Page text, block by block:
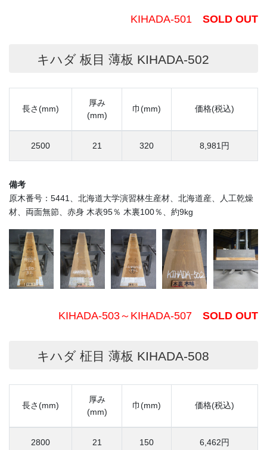
KIHADA-501 SOLD OUT
キハダ 板目 薄板 KIHADA-502
長さ(mm)
厚み
(mm)
巾(mm) 価格(税込)
2500 21 320 8,981円
備考
原木番号：5441、北海道大学演習林生産材、北海道産、人工乾燥
材、両面無節、赤身 木表95％ 木裏100％、約9kg
KIHADA-503～KIHADA-507 SOLD OUT
キハダ 柾目 薄板 KIHADA-508
長さ(mm)
厚み
(mm)
巾(mm) 価格(税込)
2800 21 150 6,462円